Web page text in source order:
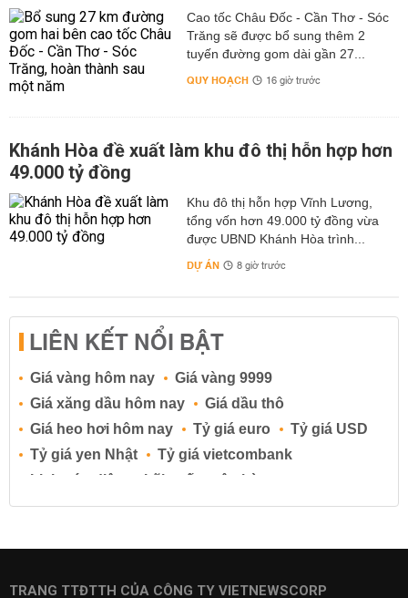
Cao tốc Châu Đốc - Cần Thơ - Sóc
Trăng sẽ được bổ sung thêm 2
tuyến đường gom dài gần 27...
QUY HOẠCH 16 giờ trước
Khánh Hòa đề xuất làm khu đô thị hỗn hợp hơn
49.000 tỷ đồng
Khu đô thị hỗn hợp Vĩnh Lương,
tổng vốn hơn 49.000 tỷ đồng vừa
được UBND Khánh Hòa trình...
DỰ ÁN 8 giờ trước
LIÊN KẾT NỔI BẬT
Giá vàng hôm nay
Giá vàng 9999
Giá xăng dầu hôm nay
Giá dầu thô
Giá heo hơi hôm nay
Tỷ giá euro
Tỷ giá USD
Tỷ giá yen Nhật
Tỷ giá vietcombank
Lịch cúp điện
Lãi suất ngân hàng
Lãi suất tiết kiệm
Lãi suất tiền gửi
Lãi suất ngân hàng BIDV
TRANG TTĐTTH CỦA CÔNG TY VIETNEWSCORP